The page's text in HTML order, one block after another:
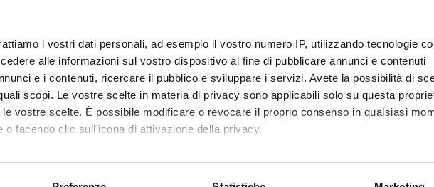
i vostri dati personali, ad esempio il vostro numero IP, utilizzando tecnologie
alle informazioni sul vostro dispositivo al fine di pubblicare annunci e contenuti
e i contenuti, ricercare il pubblico e sviluppare i servizi. Avete la possibilità di
scopi. Le vostre scelte in materia di privacy sono applicabili solo su questa
vostre scelte. È possibile modificare o revocare il proprio consenso in qualsiasi
o facendo clic sull'icona di attivazione della privacy.
anche:
sulla tua posizione geografica, con un'approssimazione di qualche metro,